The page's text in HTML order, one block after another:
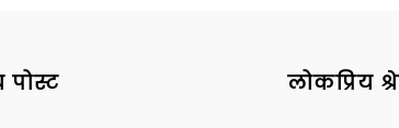
पोस्ट लोकप्रिय